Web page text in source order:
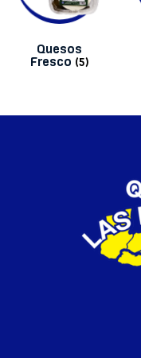
Quesos
Fresco (5)